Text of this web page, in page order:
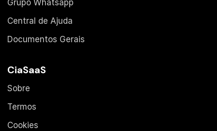
Grupo Whatsapp
Central de Ajuda
Documentos Gerais
CiaSaaS
Sobre
Termos
Cookies